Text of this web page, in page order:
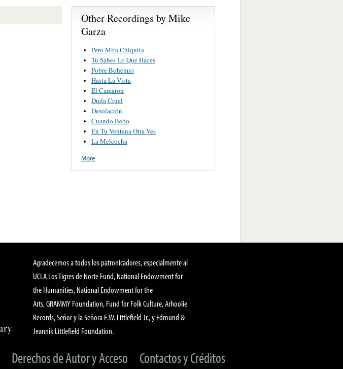
Other Recordings by Mike
Garza
Pero Mira Chiquita
Tu Sabes Lo Que Haces
Pobre Bohemio
Hasta La Vista
El Camaron
Duda Cruel
Desolación
Cuando Bebo
En Tu Ventana Otra Ves
La Melcocha
More
Agradecemos a todos los patronicadores, especialmente al
UCLA Los Tigres de Norte Fund, National Endowment for
the Humanities, National Endowment for the
Arts, GRAMMY Foundation, Fund for Folk Culture, Arhoolie
Records, Señor y la Señora E.W. Littlefield Jr., y Edmund &
Jeannik Littlefield Foundation.
Derechos de Autor y Acceso Contactos y Créditos